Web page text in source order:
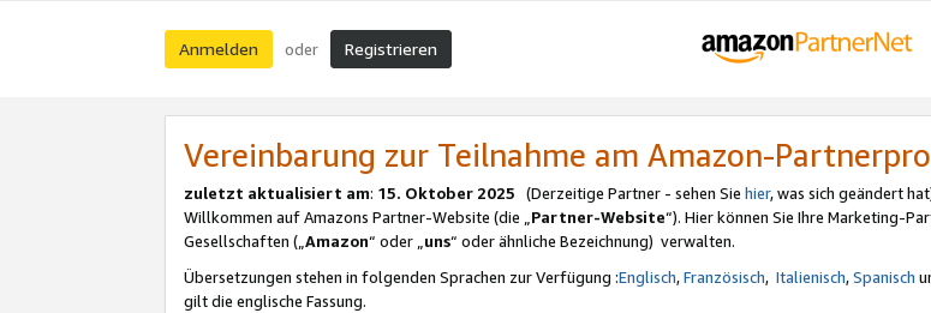
Anmelden oder Registrieren
Vereinbarung zur Teilnahme am Amazon-
zuletzt aktualisiert am: 15. Oktober 2025 (Derzeitige Partner - sehen Sie hier, was sich geändert
Willkommen auf Amazons Partner-Website (die „Partner-Website“). Hier können Sie Ihre Marketing-
Gesellschaften („Amazon“ oder „uns“ oder ähnliche Bezeichnung) verwalten.
Übersetzungen stehen in folgenden Sprachen zur Verfügung :Englisch,Französisch, Italienisch,Spanisch
gilt die englische Fassung.